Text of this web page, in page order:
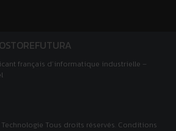
FUTURA
français d’informatique industrielle –
Tous droits réservés. Conditions